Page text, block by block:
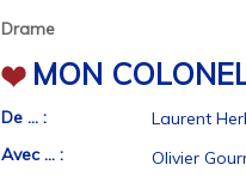
Drame
MON
De ... :
Laurent
Avec ... :
Olivier